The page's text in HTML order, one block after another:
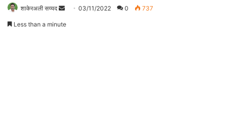
शाकेरअली सय्यद
Send03/11/2022 0 737
Less than a minute